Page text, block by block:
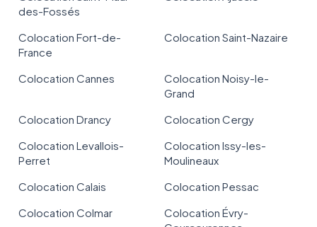
des-Fossés
Colocation Fort-de-
France
Colocation Saint-Nazaire
Colocation Cannes
Colocation Noisy-le-
Grand
Colocation Drancy
Colocation Cergy
Colocation Levallois-
Perret
Colocation Issy-les-
Moulineaux
Colocation Calais
Colocation Pessac
Colocation Colmar
Colocation Évry-